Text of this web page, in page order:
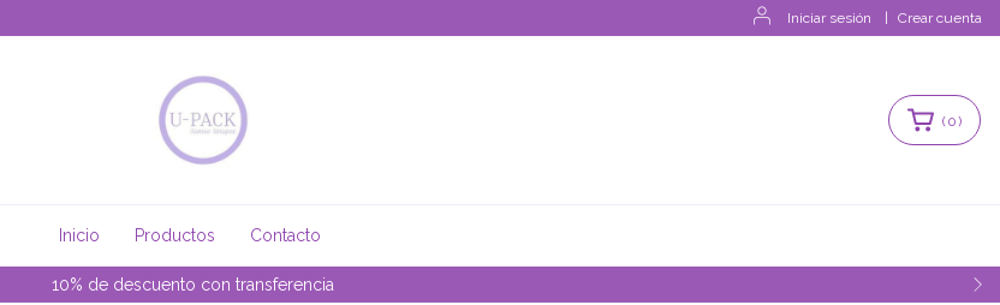
Iniciar sesión Crear cuenta
desde $350.000 Capital Federal y Gran Buenos Aires
(0)
Inicio Productos Contacto